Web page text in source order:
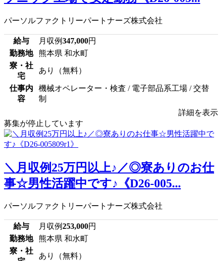
パーソルファクトリーパートナーズ株式会社
給与 月収例347,000円
勤務地
熊本県 和水町
寮・社
宅
あり（無料）
仕事内
容
機械オペレーター・検査 / 電子部品系工場 / 交替
制
詳細を表示
募集が停止しています
＼月収例25万円以上♪／◎寮ありのお仕
事☆男性活躍中です♪《D26-005...
パーソルファクトリーパートナーズ株式会社
給与 月収例253,000円
勤務地
熊本県 和水町
寮・社
あり（無料）